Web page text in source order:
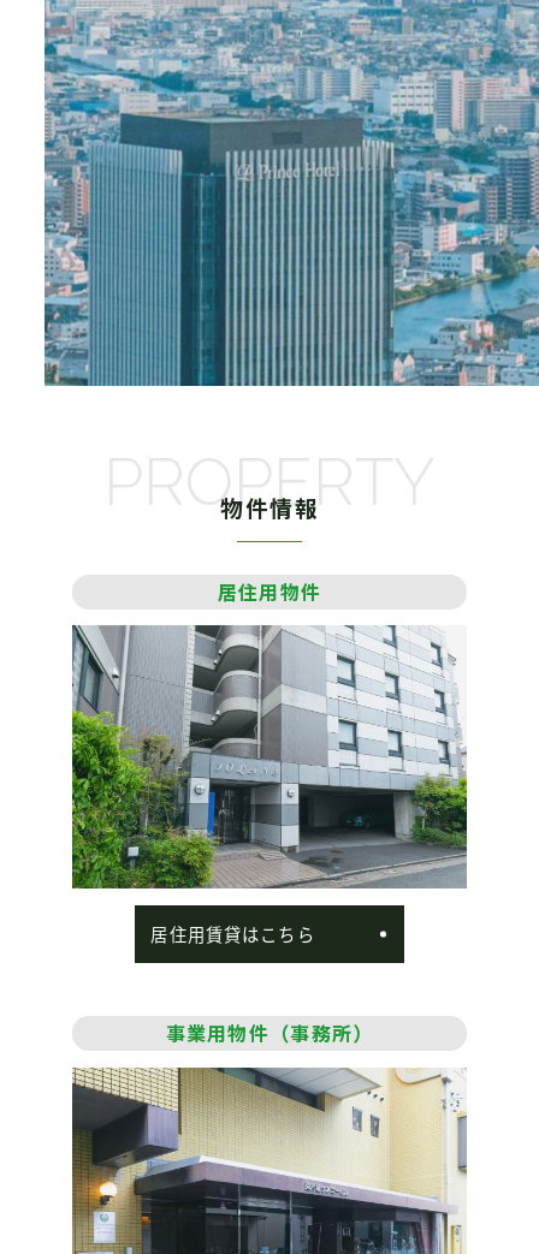
物件情報
PROPERTY
居住用物件
居住用賃貸はこちら
事業用物件 （事務所）